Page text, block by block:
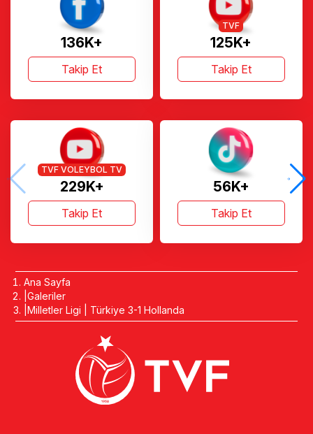
136K+
Takip Et
125K+
TVF
Takip Et
229K+
TVF VOLEYBOL TV
Takip Et
56K+
Takip Et
Ana Sayfa
Galeriler
Milletler Ligi | Türkiye 3-1 Hollanda